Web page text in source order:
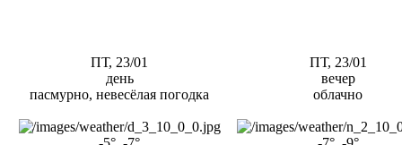
ПТ, 23/01
день
пасмурно, невесёлая погодка
ПТ, 23/01
вечер
облачно